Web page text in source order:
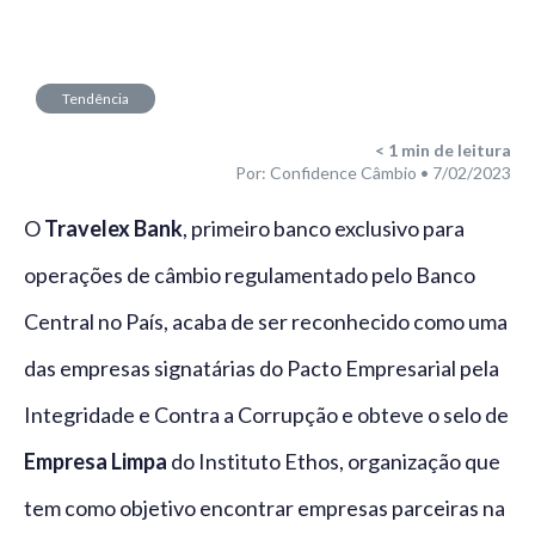
Tendência
< 1 min de leitura
Por: Confidence Câmbio • 7/02/2023
OTravelex Bank, primeiro banco exclusivo para
operações de câmbio regulamentado pelo Banco
Central no País, acaba de ser reconhecido como uma
das empresas signatárias do Pacto Empresarial pela
Integridade e Contra a Corrupção e obteve o selo de
Empresa Limpa do Instituto Ethos, organização que
tem como objetivo encontrar empresas parceiras na